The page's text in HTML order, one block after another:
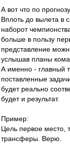
А вот что по
Вплоть до вылета в
наборот
больше в пользу
представление
услышав планы
А именно - главный
поставленные
будет реально
будет и результат.
Пример:
Цель первое место,
трансферы. Верю.